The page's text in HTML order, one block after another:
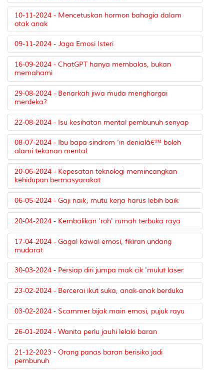
10-11-2024 - Mencetuskan hormon bahagia dalam
otak anak
09-11-2024 - Jaga Emosi Isteri
16-09-2024 - ChatGPT hanya membalas, bukan
memahami
29-08-2024 - Benarkah jiwa muda menghargai
merdeka?
22-08-2024 - Isu kesihatan mental pembunuh senyap
08-07-2024 - Ibu bapa sindrom 'in denialâ€™ boleh
alami tekanan mental
20-06-2024 - Kepesatan teknologi memincangkan
kehidupan bermasyarakat
06-05-2024 - Gaji naik, mutu kerja harus lebih baik
20-04-2024 - Kembalikan 'roh' rumah terbuka raya
17-04-2024 - Gagal kawal emosi, fikiran undang
mudarat
30-03-2024 - Persiap diri jumpa mak cik 'mulut laser
23-02-2024 - Bercerai ikut suka, anak-anak berduka
03-02-2024 - Scammer bijak main emosi, pujuk rayu
26-01-2024 - Wanita perlu jauhi lelaki baran
21-12-2023 - Orang panas baran berisiko jadi
pembunuh